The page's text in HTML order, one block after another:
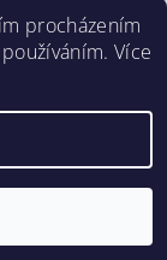
procházením
Více